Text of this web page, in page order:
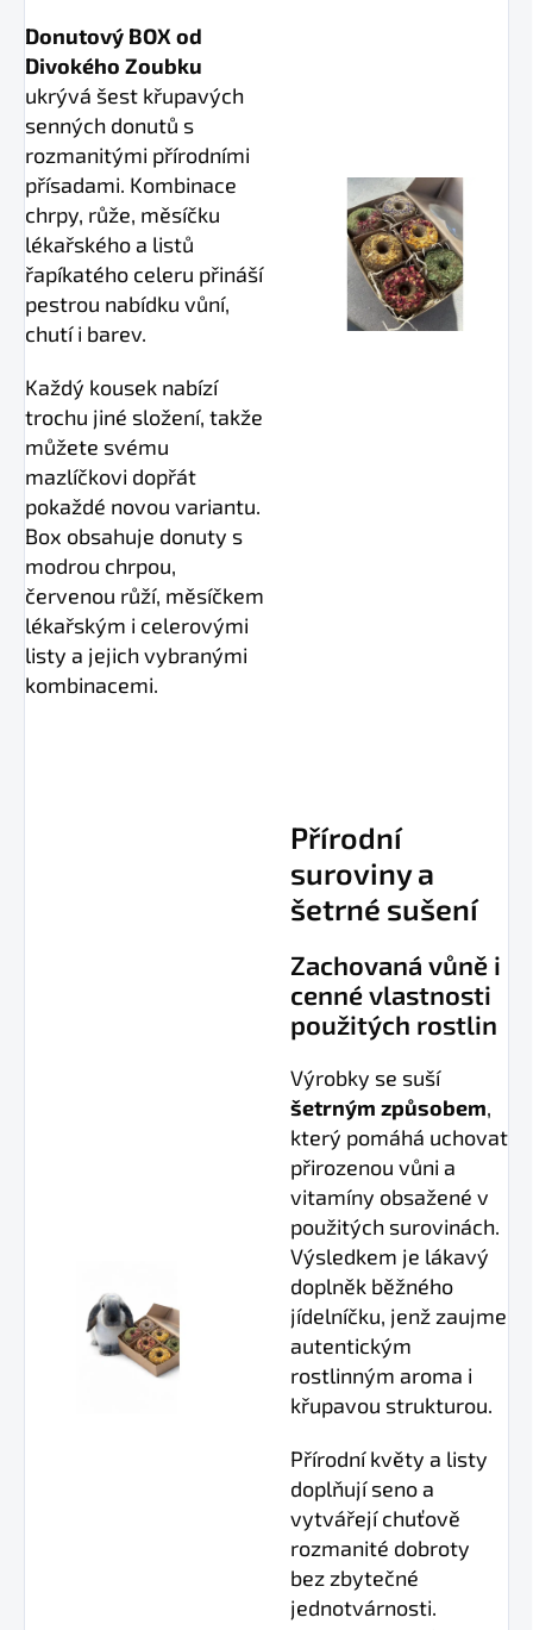
Donutový BOX od
Divokého Zoubku
ukrývá šest křupavých
senných donutů s
rozmanitými přírodními
přísadami. Kombinace
chrpy, růže, měsíčku
lékařského a listů
řapíkatého celeru přináší
pestrou nabídku vůní,
chutí i barev.
Každý kousek nabízí
trochu jiné složení, takže
můžete svému
mazlíčkovi dopřát
pokaždé novou variantu.
Box obsahuje donuty s
modrou chrpou,
červenou růží, měsíčkem
lékařským i celerovými
listy a jejich vybranými
kombinacemi.
Přírodní
suroviny a
šetrné sušení
Zachovaná vůně i
cenné vlastnosti
použitých rostlin
Výrobky se suší
šetrným způsobem,
který pomáhá uchovat
přirozenou vůni a
vitamíny obsažené v
použitých surovinách.
Výsledkem je lákavý
doplněk běžného
jídelníčku, jenž zaujme
autentickým
rostlinným aroma i
křupavou strukturou.
Přírodní květy a listy
doplňují seno a
vytvářejí chuťově
rozmanité dobroty
bez zbytečné
jednotvárnosti.